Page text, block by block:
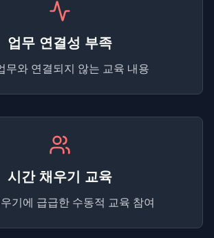
업무 연결성 부족
무와 연결되지 않는 교육 내용
시간 채우기 교육
기에 급급한 수동적 교육 참여